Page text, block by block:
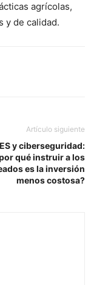
agrícolas,
y de calidad.
Artículo siguiente
y ciberseguridad:
qué instruir a los
es la inversión
menos costosa?